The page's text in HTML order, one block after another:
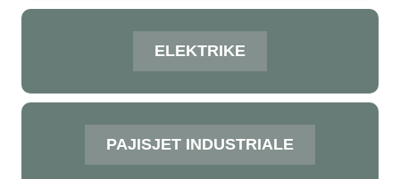
ELEKTRIKE
PAJISJET INDUSTRIALE